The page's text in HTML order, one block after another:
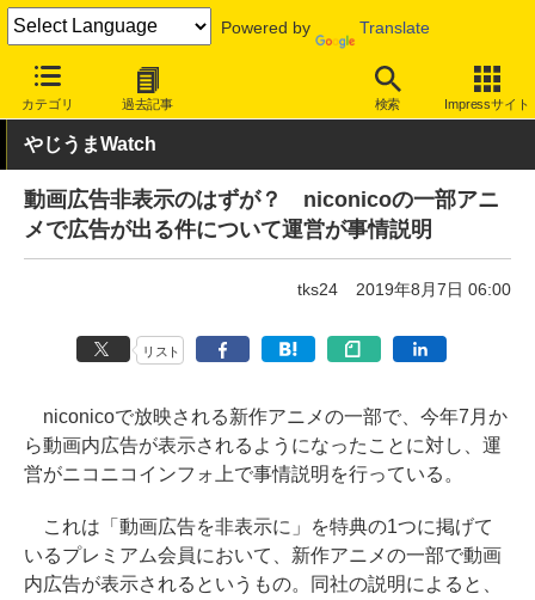
Powered by Translate
カテゴリ 過去記事 検索 Impressサイト
INTERNET Watch サービス/ソフト サービス 画像/動画
やじうまWatch
動画広告非表示のはずが？ niconicoの一部アニ
メで広告が出る件について運営が事情説明
tks24 2019年8月7日 06:00
リスト
niconicoで放映される新作アニメの一部で、今年7月か
ら動画内広告が表示されるようになったことに対し、運
営がニコニコインフォ上で事情説明を行っている。
これは「動画広告を非表示に」を特典の1つに掲げて
いるプレミアム会員において、新作アニメの一部で動画
内広告が表示されるというもの。同社の説明によると、